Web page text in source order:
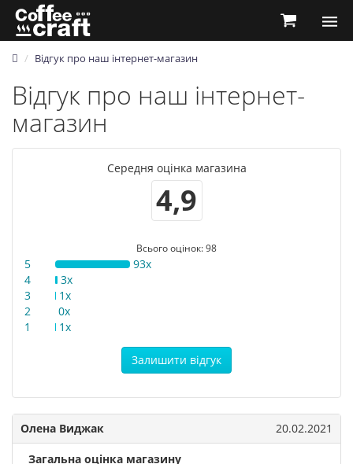
Відгук про наш інтернет-магазин
Відгук про наш інтернет-
магазин
Середня оцінка магазина
4,9
Всього оцінок: 98
5
93x
4
3x
3
1x
2
0x
1
1x
Залишити відгук
Олена Виджак 20.02.2021
Загальна оцінка магазину